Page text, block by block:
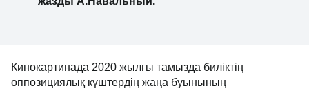
Кинокартинада 2020 жылғы тамызда биліктің
оппозициялық күштердің жаңа буынының